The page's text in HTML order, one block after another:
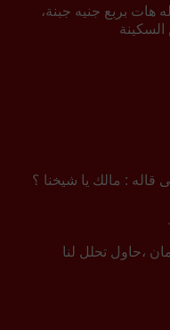
هات بربع جنيه جبنة،
السكينة
: مالك يا شيخنا ؟
،حاول تحلل لنا